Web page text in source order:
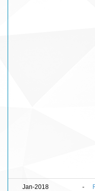
Jan-2018 -